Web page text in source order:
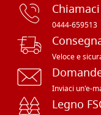
Chiamaci
0444-659513
Veloce e
Inviaci un'e-
Legno